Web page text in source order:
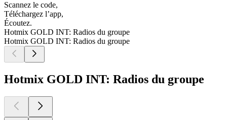
Scannez le code,
Téléchargez l’app,
Écoutez.
Hotmix GOLD INT: Radios du groupe
Hotmix GOLD INT: Radios du groupe
Hotmix GOLD INT: Radios du groupe